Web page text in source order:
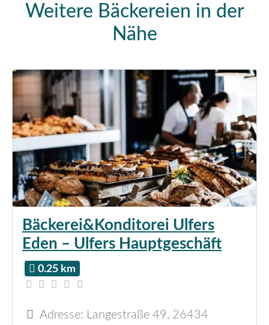
Weitere Bäckereien in der
Nähe
Bäckerei&Konditorei Ulfers
Eden – Ulfers Hauptgeschäft
0.25 km
Adresse: Langestraße 49, 26434